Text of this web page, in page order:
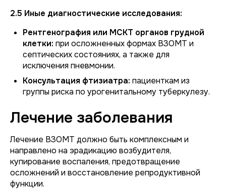
2.5 Иные диагностические исследования:
Рентгенография или МСКТ органов грудной
клетки: при осложненных формах ВЗОМТ и
септических состояниях, а также для
исключения пневмонии.
Консультация фтизиатра: пациенткам из
группы риска по урогенитальному туберкулезу.
Лечение заболевания
Лечение ВЗОМТ должно быть комплексным и
направлено на эрадикацию возбудителя,
купирование воспаления, предотвращение
осложнений и восстановление репродуктивной
функции.